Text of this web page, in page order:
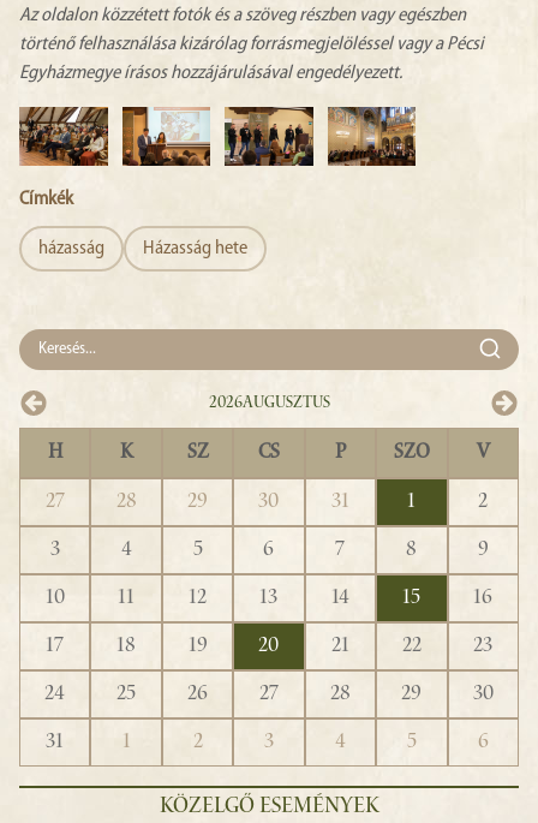
Az oldalon közzétett fotók és a szöveg részben vagy egészben
történő felhasználása kizárólag forrásmegjelöléssel vagy a Pécsi
Egyházmegye írásos hozzájárulásával engedélyezett.
Címkék
házasság Házasság hete
2026Augusztus
H K SZ CS P SZO V
27 28 29 30 31 1
2
3
4 5 6 7 8
9
10
11 12 13 14 15
16
17
18 19 20 21 22
23
24
25 26 27 28 29
30
31
1 2 3 4 5 6
KÖZELGŐ ESEMÉNYEK